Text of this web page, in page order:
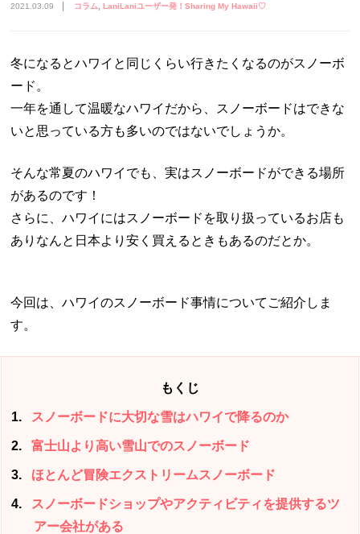
2021.03.09 コラム LaniLaniユーザー発！Sharing My Hawaii♡
冬になるとハワイと同じくらい行きたくなるのがスノーボ
ード。
一年を通して温暖なハワイだから、スノーボードはできな
いと思っている方も多いのではないでしょうか。
そんな常夏のハワイでも、実はスノーボードができる場所
があるのです！
さらに、ハワイにはスノーボードを取り扱っているお店も
ありなんと日本より安く買えるときもあるのだとか。
今回は、ハワイのスノーボード事情についてご紹介しま
す。
もくじ
1 スノーボードに大切な雪はハワイで降るのか
2 富士山より高い雪山でのスノーボード
3 ほとんど冒険エクストリームスノーボード
4
スノーボードショップやアクティビティを提供するツ
アー会社がある